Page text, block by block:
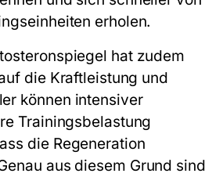
erholen.
hat zudem
die Kraftleistung und
können intensiver
Trainingsbelastung
die Regeneration
aus diesem Grund sind